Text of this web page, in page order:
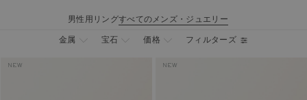
男性用リングすべてのメンズ・ジュエリー
金属 宝石 価格 フィルターズ
NEW NEW